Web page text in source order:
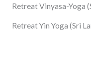
Retreat Vinyasa-Yoga
Retreat Yin Yoga (Sri